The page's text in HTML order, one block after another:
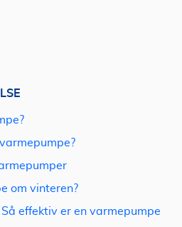
om vinteren?
effektiv er en varmepumpe